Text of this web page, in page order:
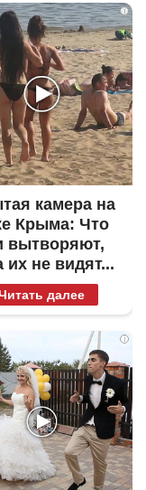
i
камера на
Крыма: Что
вытворяют,
их не видят...
далее
i